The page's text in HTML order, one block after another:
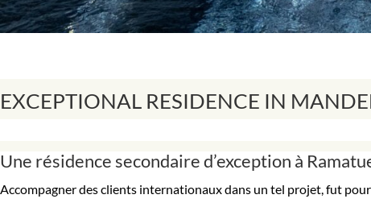
EXCEPTIONAL RESIDENCE IN
Une résidence secondaire d’exception à
Accompagner des clients internationaux dans un tel projet, fut